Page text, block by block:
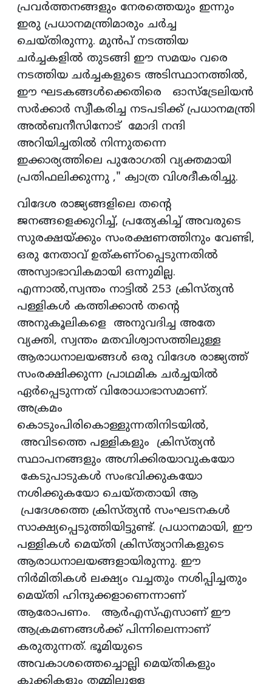
പ്രവർത്തനങ്ങളും നേരത്തെയും ഇന്നും
ഇരു പ്രധാനമന്ത്രിമാരും ചർച്ച
ചെയ്തിരുന്നു. മുൻപ് നടത്തിയ
ചർച്ചകളിൽ തുടങ്ങി ഈ സമയം വരെ
നടത്തിയ ചർച്ചകളുടെ അടിസ്ഥാനത്തിൽ,
ഈ ഘടകങ്ങൾക്കെതിരെ ഓസ്‌ട്രേലിയൻ
സർക്കാർ സ്വീകരിച്ച നടപടിക്ക് പ്രധാനമന്ത്രി
അൽബനീസിനോട് മോദി നന്ദി
അറിയിച്ചതിൽ നിന്നുതന്നെ
ഇക്കാര്യത്തിലെ പുരോഗതി വ്യക്തമായി
പ്രതിഫലിക്കുന്നു ," ക്വാത്ര വിശദീകരിച്ചു.
വിദേശ രാജ്യങ്ങളിലെ തന്റെ
ജനങ്ങളെക്കുറിച്ച്, പ്രത്യേകിച്ച് അവരുടെ
സുരക്ഷയ്ക്കും സംരക്ഷണത്തിനും വേണ്ടി,
ഒരു നേതാവ് ഉത്കണ്ഠപ്പെടുന്നതിൽ
അസ്വാഭാവികമായി ഒന്നുമില്ല.
എന്നാൽ,സ്വന്തം നാട്ടിൽ 253 ക്രിസ്ത്യൻ
പള്ളികൾ കത്തിക്കാൻ തന്റെ
അനുകൂലികളെ അനുവദിച്ച അതേ
വ്യക്തി, സ്വന്തം മതവിശ്വാസത്തിലുള്ള
ആരാധനാലയങ്ങൾ ഒരു വിദേശ രാജ്യത്ത്
സംരക്ഷിക്കുന്ന പ്രാഥമിക ചർച്ചയിൽ
ഏർപ്പെടുന്നത് വിരോധാഭാസമാണ്.
അക്രമം
കൊടുംപിരികൊള്ളുന്നതിനിടയിൽ,
അവിടത്തെ പള്ളികളും ക്രിസ്ത്യൻ
സ്ഥാപനങ്ങളും അഗ്നിക്കിരയാവുകയോ
കേടുപാടുകൾ സംഭവിക്കുകയോ
നശിക്കുകയോ ചെയ്തതായി ആ
പ്രദേശത്തെ ക്രിസ്ത്യൻ സംഘടനകൾ
സാക്ഷ്യപ്പെടുത്തിയിട്ടുണ്ട്. പ്രധാനമായി, ഈ
പള്ളികൾ മെയ്തി ക്രിസ്ത്യാനികളുടെ
ആരാധനാലയങ്ങളായിരുന്നു. ഈ
നിർമിതികൾ ലക്ഷ്യം വച്ചതും നശിപ്പിച്ചതും
മെയ്തി ഹിന്ദുക്കളാണെന്നാണ്
ആരോപണം. ആർഎസ്എസാണ് ഈ
ആക്രമണങ്ങൾക്ക് പിന്നിലെന്നാണ്
കരുതുന്നത്. ഭൂമിയുടെ
അവകാശത്തെച്ചൊല്ലി മെയ്തികളും